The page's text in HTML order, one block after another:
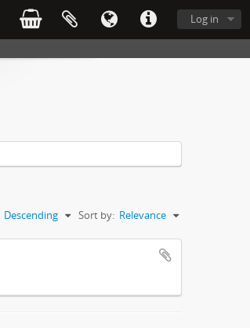
Log in
Sort by: Relevance
Descending